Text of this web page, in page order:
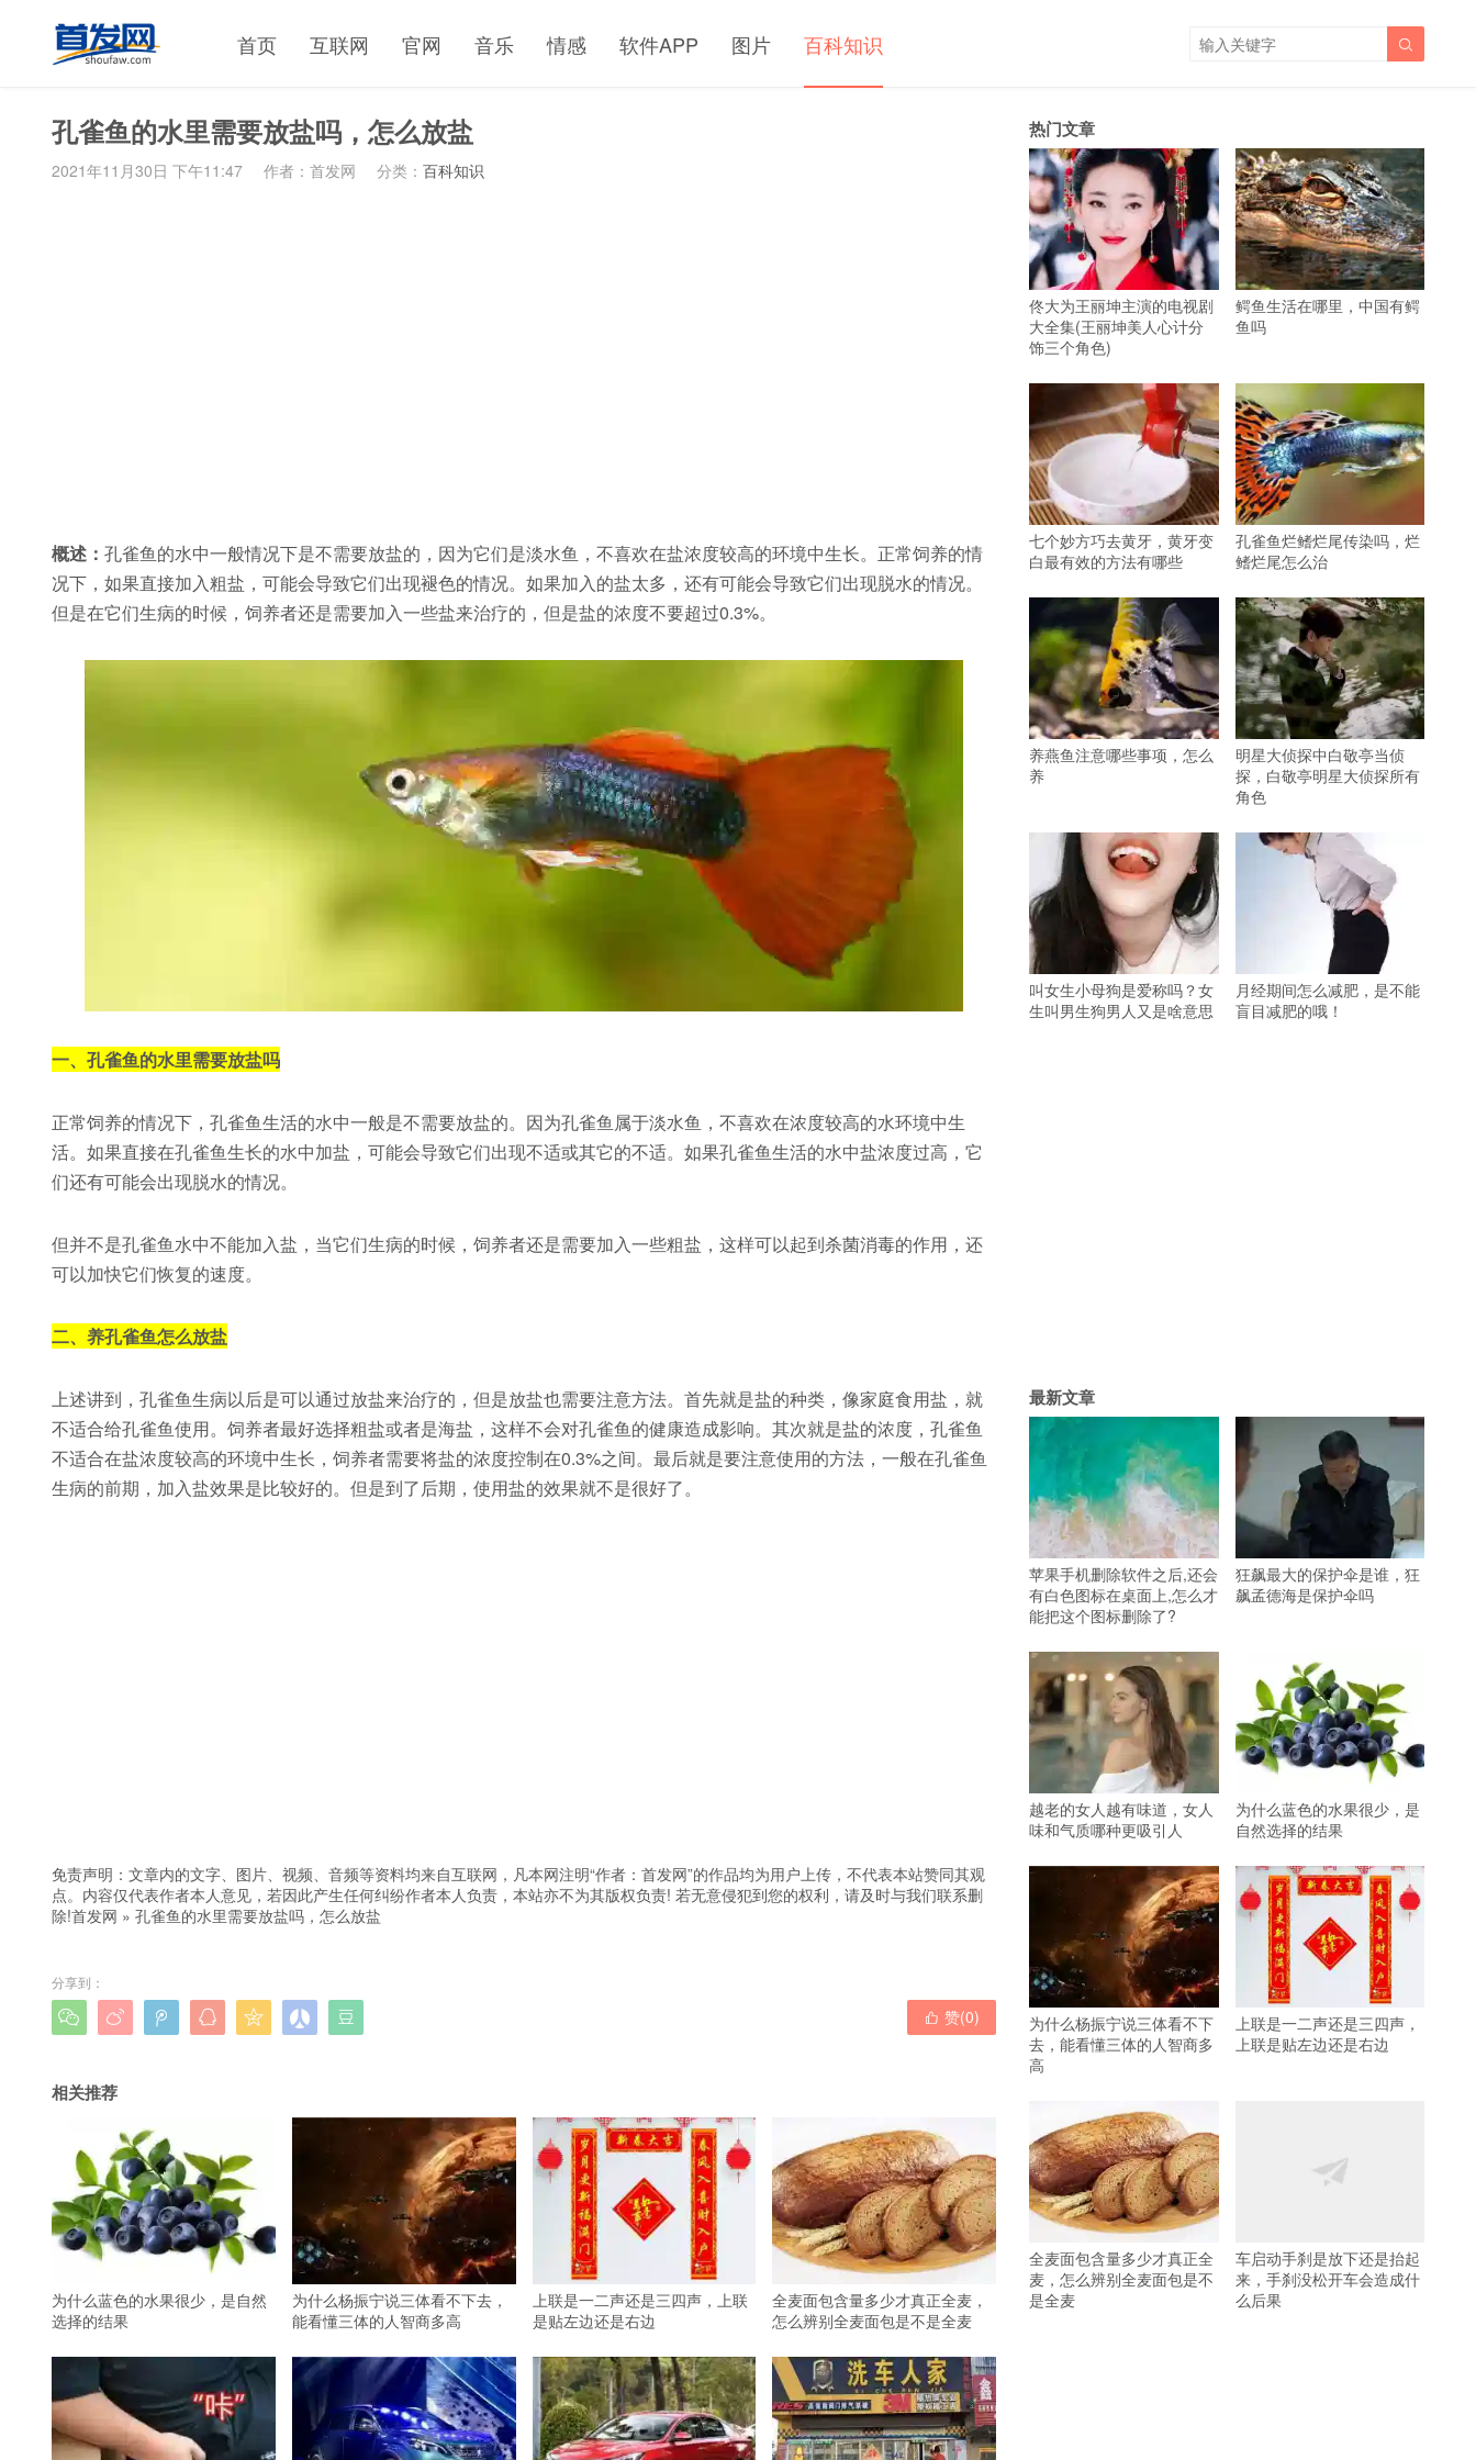
首页 互联网 官网 音乐 情感 软件APP 图片 百科知识 
孔雀鱼的水里需要放盐吗，怎么放盐
2021年11月30日 下午11:47 作者：首发网 分类： 百科知识
概述： 孔雀鱼的水中一般情况下是不需要放盐的，因为它们是淡水鱼，不喜欢在盐浓度较高的环境中生长。正常饲养的情
况下，如果直接加入粗盐，可能会导致它们出现褪色的情况。如果加入的盐太多，还有可能会导致它们出现脱水的情况。
但是在它们生病的时候，饲养者还是需要加入一些盐来治疗的，但是盐的浓度不要超过0.3%。
一、孔雀鱼的水里需要放盐吗
正常饲养的情况下，孔雀鱼生活的水中一般是不需要放盐的。因为孔雀鱼属于淡水鱼，不喜欢在浓度较高的水环境中生
活。如果直接在孔雀鱼生长的水中加盐，可能会导致它们出现不适或其它的不适。如果孔雀鱼生活的水中盐浓度过高，它
们还有可能会出现脱水的情况。
但并不是孔雀鱼水中不能加入盐，当它们生病的时候，饲养者还是需要加入一些粗盐，这样可以起到杀菌消毒的作用，还
可以加快它们恢复的速度。
二、养孔雀鱼怎么放盐
上述讲到，孔雀鱼生病以后是可以通过放盐来治疗的，但是放盐也需要注意方法。首先就是盐的种类，像家庭食用盐，就
不适合给孔雀鱼使用。饲养者最好选择粗盐或者是海盐，这样不会对孔雀鱼的健康造成影响。其次就是盐的浓度，孔雀鱼
不适合在盐浓度较高的环境中生长，饲养者需要将盐的浓度控制在0.3%之间。最后就是要注意使用的方法，一般在孔雀鱼
生病的前期，加入盐效果是比较好的。但是到了后期，使用盐的效果就不是很好了。
免责声明：文章内的文字、图片、视频、音频等资料均来自互联网，凡本网注明“作者：首发网”的作品均为用户上传，不代表本站赞同其观
点。内容仅代表作者本人意见，若因此产生任何纠纷作者本人负责，本站亦不为其版权负责! 若无意侵犯到您的权利，请及时与我们联系删
除!首发网 » 孔雀鱼的水里需要放盐吗，怎么放盐
分享到：
        赞(0)
相关推荐
为什么蓝色的水果很少，是自然
选择的结果
为什么杨振宁说三体看不下去，
能看懂三体的人智商多高
上联是一二声还是三四声，上联
是贴左边还是右边
全麦面包含量多少才真正全麦，
怎么辨别全麦面包是不是全麦
热门文章
佟大为王丽坤主演的电视剧
大全集(王丽坤美人心计分
饰三个角色)
鳄鱼生活在哪里，中国有鳄
鱼吗
七个妙方巧去黄牙，黄牙变
白最有效的方法有哪些
孔雀鱼烂鳍烂尾传染吗，烂
鳍烂尾怎么治
养燕鱼注意哪些事项，怎么
养
明星大侦探中白敬亭当侦
探，白敬亭明星大侦探所有
角色
叫女生小母狗是爱称吗？女
生叫男生狗男人又是啥意思
月经期间怎么减肥，是不能
盲目减肥的哦！
最新文章
苹果手机删除软件之后,还会
有白色图标在桌面上,怎么才
能把这个图标删除了?
狂飙最大的保护伞是谁，狂
飙孟德海是保护伞吗
越老的女人越有味道，女人
味和气质哪种更吸引人
为什么蓝色的水果很少，是
自然选择的结果
为什么杨振宁说三体看不下
去，能看懂三体的人智商多
高
上联是一二声还是三四声，
上联是贴左边还是右边
全麦面包含量多少才真正全
麦，怎么辨别全麦面包是不
是全麦
车启动手刹是放下还是抬起
来，手刹没松开车会造成什
么后果